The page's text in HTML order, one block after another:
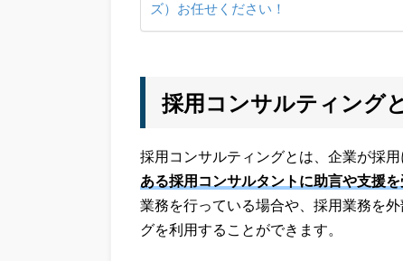
ズ）お任せください！
採用コンサルティング
採用コンサルティングとは、企業が採
ある採用コンサルタントに助言や支援
業務を行っている場合や、採用業務を
グを利用することができます。